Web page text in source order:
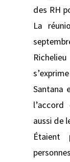
des RH
La
Santana
aussi de